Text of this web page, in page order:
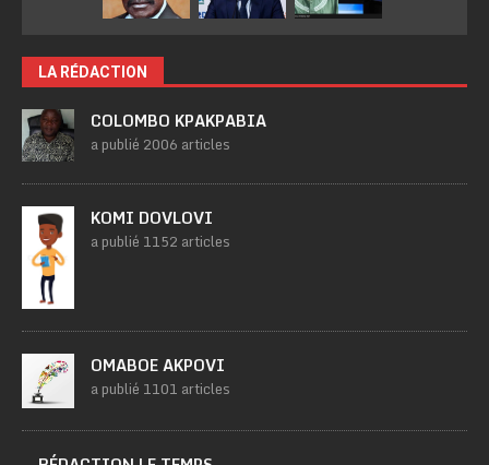
LA RÉDACTION
COLOMBO KPAKPABIA
a publié 2006 articles
KOMI DOVLOVI
a publié 1152 articles
OMABOE AKPOVI
a publié 1101 articles